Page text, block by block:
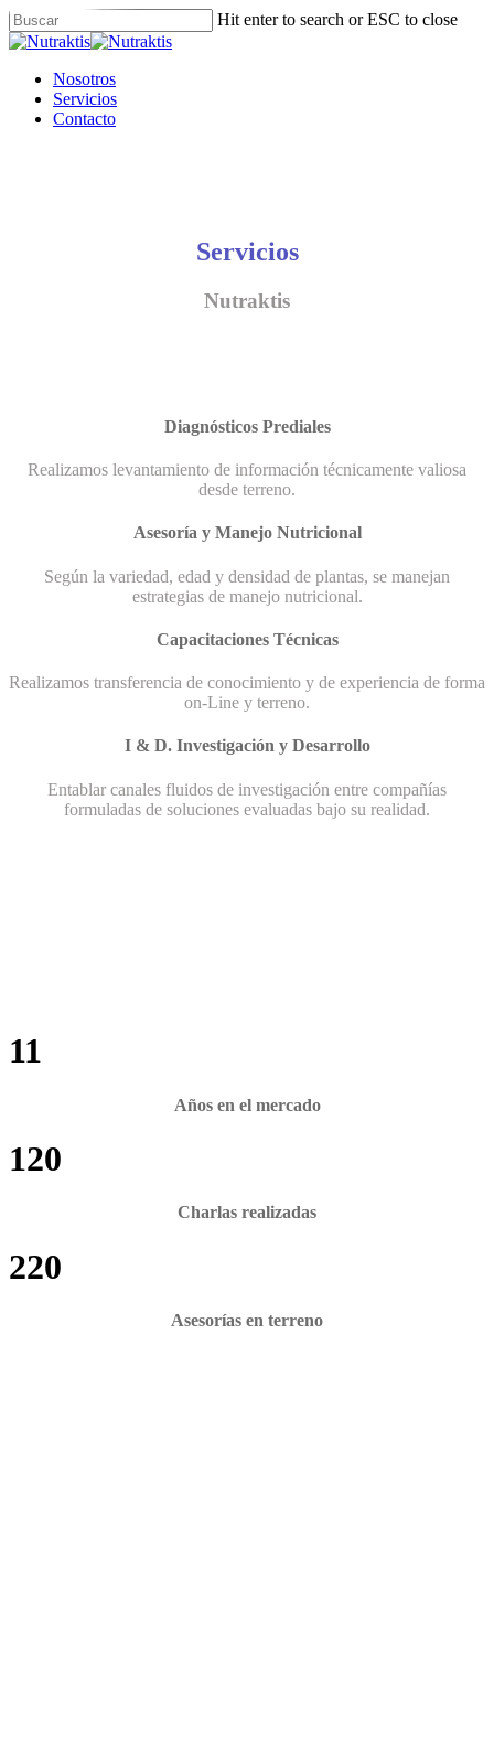
Skip
to
content
Hit enter to search or ESC to close
Close
Menu
Nosotros
Servicios
Contacto
Servicios
Nutraktis
Diagnósticos Prediales
Realizamos levantamiento de información técnicamente valiosa
desde terreno.
Asesoría y Manejo Nutricional
Según la variedad, edad y densidad de plantas, se manejan
estrategias de manejo nutricional.
Capacitaciones Técnicas
Realizamos transferencia de conocimiento y de experiencia de forma
on-Line y terreno.
I & D. Investigación y Desarrollo
Entablar canales fluidos de investigación entre compañías
formuladas de soluciones evaluadas bajo su realidad.
11
Años en el mercado
120
Charlas realizadas
220
Asesorías en terreno